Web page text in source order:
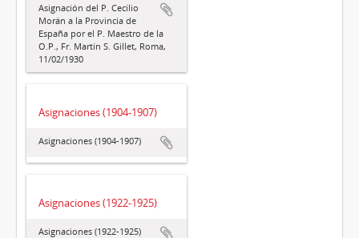
Asignación del P. Cecilio
Morán a la Provincia de
España por el P. Maestro de la
O.P., Fr. Martín S. Gillet, Roma,
11/02/1930
Asignaciones (1904-1907)
Asignaciones (1904-1907)
Asignaciones (1922-1925)
Asignaciones (1922-1925)